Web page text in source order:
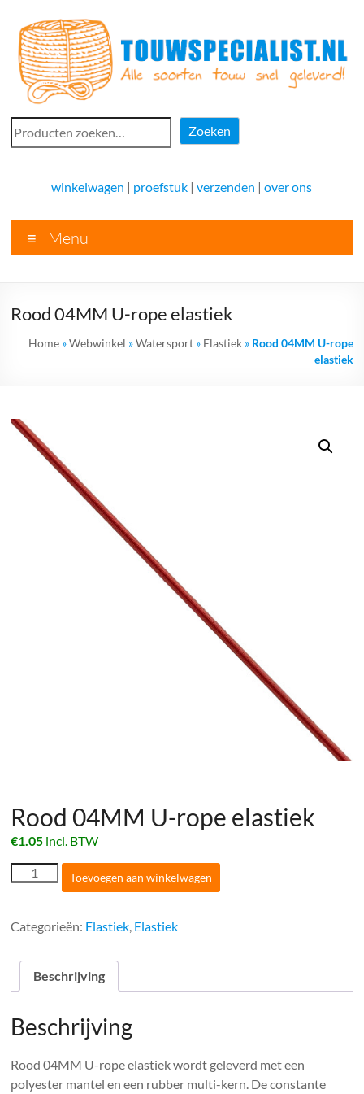
naar
inhoud
Touwspecialist.nl
voor
vele
soorten
goed
advies!
Zoeken
Zoeken
winkelwagen | proefstuk |verzenden |over ons
Menu
Rood 04MM U-rope elastiek
Home»Webwinkel »Watersport» Elastiek» Rood 04MM U-rope
elastiek
Rood 04MM U-rope elastiek
€1.05 incl. BTW
Rood
04MM
elastiek
Toevoegen aan winkelwagen
Categorieën: Elastiek, Elastiek
Beschrijving
Beschrijving
Rood 04MM U-rope elastiek wordt geleverd met een
polyester mantel en een rubber multi-kern. De constante